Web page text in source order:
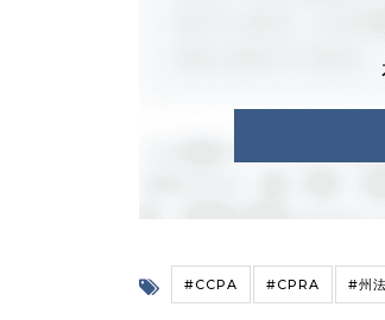
#CCPA #CPRA #州法